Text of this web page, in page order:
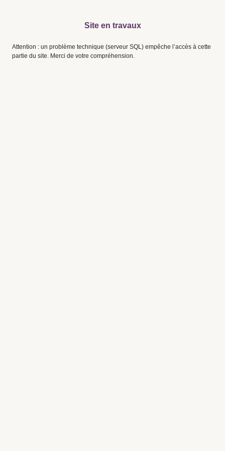
Site en travaux
Attention : un problème technique (serveur SQL) empêche l’accès à cette
partie du site. Merci de votre compréhension.